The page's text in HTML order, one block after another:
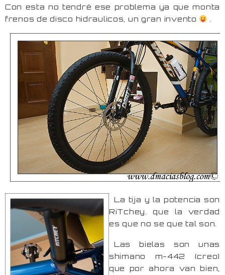
Con esta no tendré ese problema ya que monta
frenos de disco hidraulicos, un gran invento
.
La tija y la potencia son
RiTchey. que la verdad
es que no se que tal son.
Las bielas son unas
shimano m-442 (creo)
que por ahora van bien,